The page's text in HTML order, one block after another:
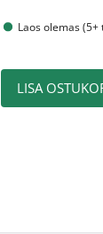
Laos olemas (5+
LISA